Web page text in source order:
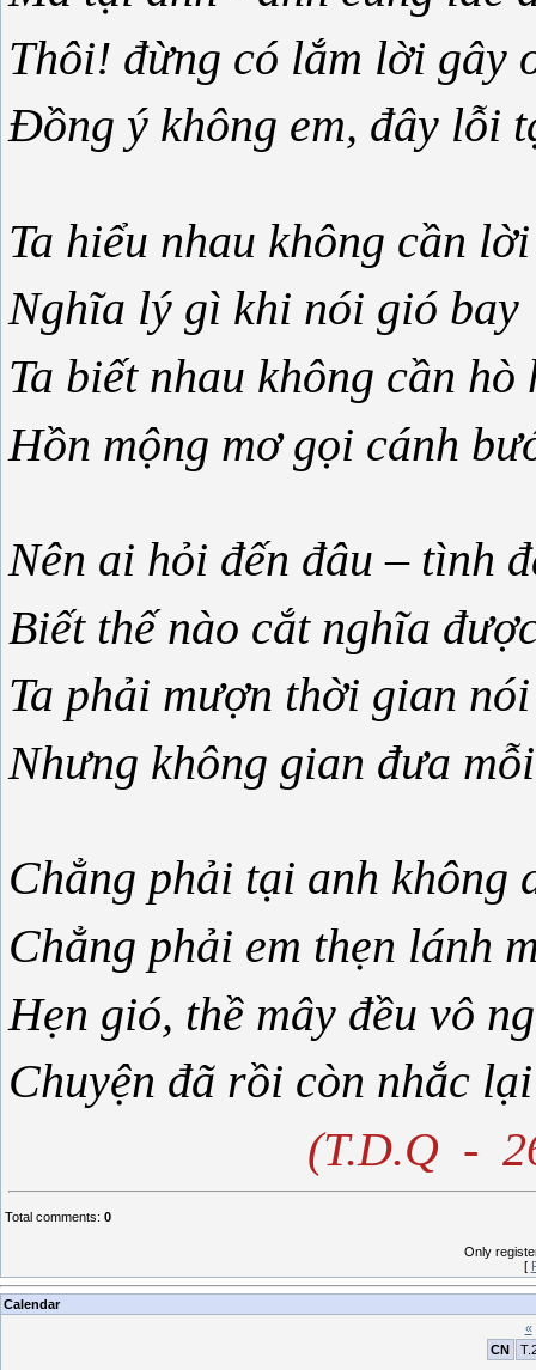
Thôi! đừng có lắm lời gây
Đồng ý không em, đây lỗi
Ta hiểu nhau không cần
Nghĩa lý gì khi nói gió bay
Ta biết nhau không cần hò
Hồn mộng mơ gọi cánh
Nên ai hỏi đến đâu – tình
Biết thế nào cắt nghĩa
Ta phải mượn thời gian
Nhưng không gian đưa
Chẳng phải tại anh không
Chẳng phải em thẹn lánh
Hẹn gió, thề mây đều vô
Chuyện đã rồi còn nhắc
(T.D.Q -
Total comments: 0
Only
[
Calendar
«
CN